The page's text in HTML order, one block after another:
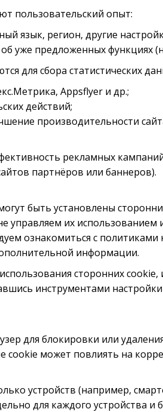
пользовательский опыт:
язык, регион, другие
уже предложенных функциях
для сбора статистических
Appsflyer и др.;
действий;
производительности
рекламных
партнёров или баннеров).
быть установлены
управляем их
ознакомиться с политиками
информации.
сторонних
инструментами
для блокировки или
cookie может повлиять на
устройств (например,
для каждого устройства и